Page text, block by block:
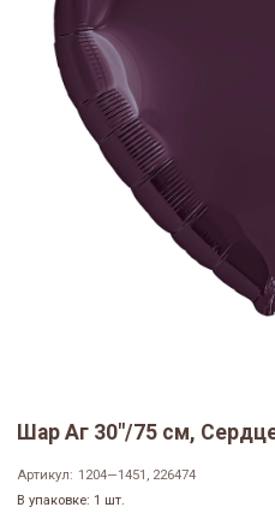
Шар Аг 30"/75 см,
Артикул: 1204—1451, 226474
В упаковке: 1 шт.